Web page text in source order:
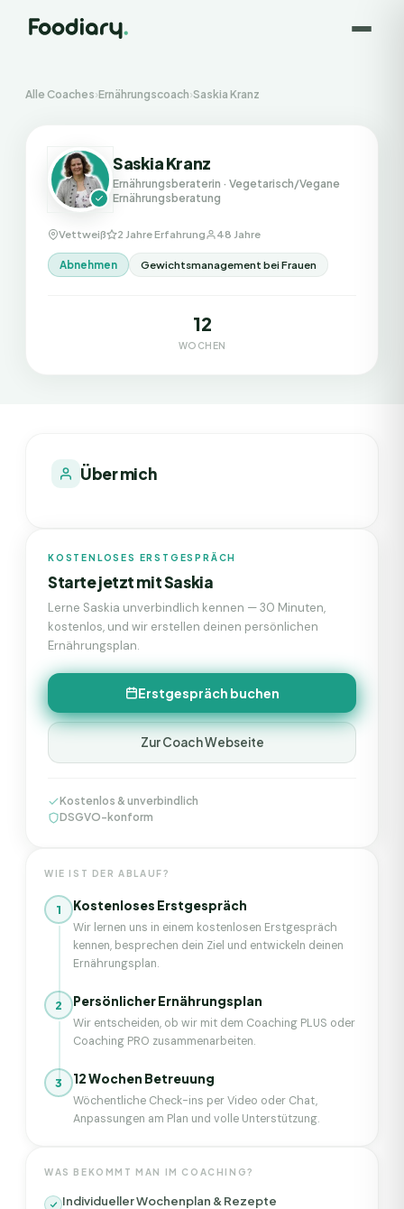
Alle Coaches›Ernährungscoach›Saskia Kranz
Saskia Kranz
Ernährungsberaterin · Vegetarisch/Vegane
Ernährungsberatung
Vettweiß 2 Jahre Erfahrung 48 Jahre
Abnehmen Gewichtsmanagement bei Frauen
12
WOCHEN
Über mich
KOSTENLOSES ERSTGESPRÄCH
Starte jetzt mitSaskia
Lerne Saskia unverbindlich kennen — 30 Minuten,
kostenlos, und wir erstellen deinen persönlichen
Ernährungsplan.
Erstgespräch buchen
Zur Coach Webseite
Kostenlos & unverbindlich
DSGVO-konform
WIE IST DER ABLAUF?
1 Kostenloses Erstgespräch
Wir lernen uns in einem kostenlosen Erstgespräch
kennen, besprechen dein Ziel und entwickeln deinen
Ernährungsplan.
2 Persönlicher Ernährungsplan
Wir entscheiden, ob wir mit dem Coaching PLUS oder
Coaching PRO zusammenarbeiten.
3 12 Wochen Betreuung
Wöchentliche Check-ins per Video oder Chat,
Anpassungen am Plan und volle Unterstützung.
WAS BEKOMMT MAN IM COACHING?
Individueller Wochenplan & Rezepte